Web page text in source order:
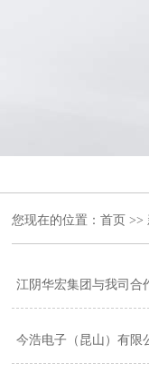
您现在的位置： 首页 >>
江阴华宏集团与我司合
今浩电子（昆山）有限